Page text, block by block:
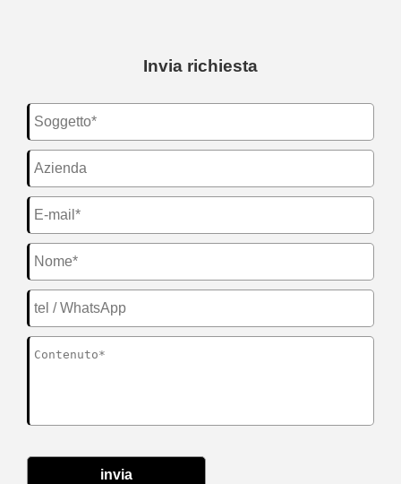
Invia richiesta
invia